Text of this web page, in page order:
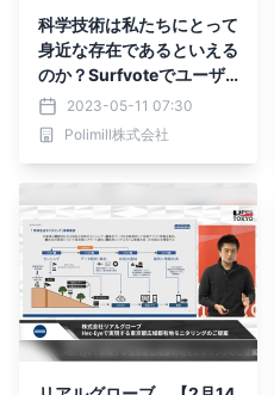
科学技術は私たちにとって
身近な存在であるといえる
のか？Surfvoteでユーザ
ーの意見投票開始
2023-05-11 07:30
Polimill株式会社